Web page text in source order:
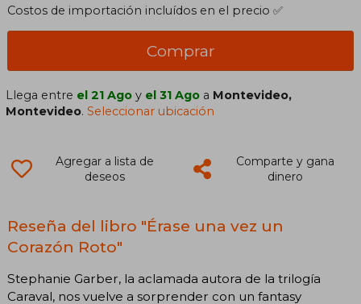
Costos de importación incluídos en el precio ✅
Comprar
Llega entre el 21 Ago y el 31 Ago a Montevideo,
Montevideo.Seleccionar ubicación
Agregar a lista de
deseos
Comparte y gana
dinero
Reseña del libro "Érase una vez un
Corazón Roto"
Stephanie Garber, la aclamada autora de la trilogía
Caraval, nos vuelve a sorprender con un fantasy